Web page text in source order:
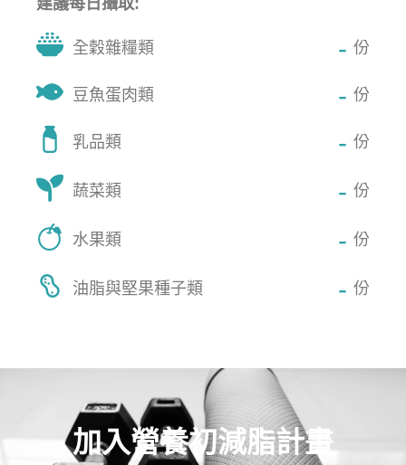
建議每日攝取:
全穀雜糧類 - 份
豆魚蛋肉類 - 份
乳品類 - 份
蔬菜類 - 份
水果類 - 份
油脂與堅果種子類 - 份
加入營養初減脂計畫